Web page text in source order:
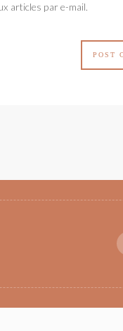
articles par e-mail.